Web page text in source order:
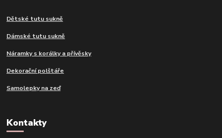
Dětské tutu sukně
Dámské tutu sukně
Náramky s korálky a přívěsky
Dekorační polštáře
Samolepky na zeď
Kontakty